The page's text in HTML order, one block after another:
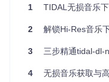
pip install --
安装完成后，在命令
1 TIDAL无损音乐下
2 解锁Hi-Res音乐下载新
3 三步精通tidal-dl-ng：从
4 无损音乐获取与高